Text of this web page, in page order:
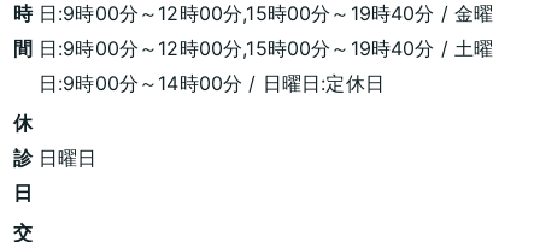
時
間
日:9時00分～12時00分,15時00分～19時40分 / 金曜
日:9時00分～12時00分,15時00分～19時40分 / 土曜
日:9時00分～14時00分 / 日曜日:定休日
休
診
日
日曜日
交